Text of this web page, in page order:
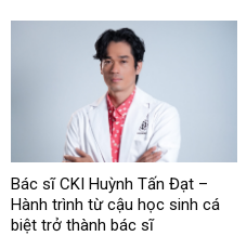
Bác sĩ CKI Huỳnh Tấn Đạt –
Hành trình từ cậu học sinh cá
biệt trở thành bác sĩ